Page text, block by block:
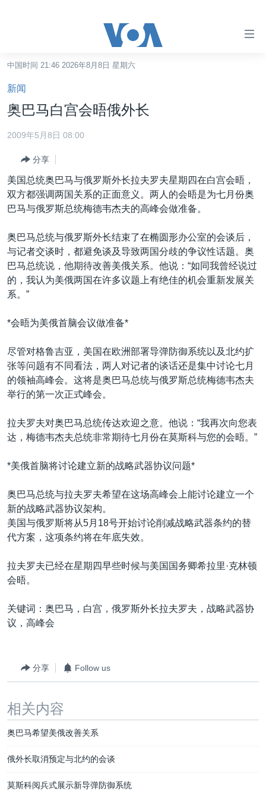
碍
链
接
跳
转
容
跳
转
导
跳
到
索
中国
港澳
国际
最新国际新闻
中东
欧洲
非洲
分类新闻
人权·法律·宗教
科教·文娱·体健
军事
热点专题
白宫要闻
国会报道
埃博拉疫情
美国之音专访
重要讲话与声明
台海两岸关系
南中国海争端
关注西藏
GEN Z 看美国
VOA视频
VOA今日焦点
关注我们
其他语言网站
中国时间 21:46 2026年8月8日 星期六
新闻
奥巴马白宫会晤俄外长
2009年5月8日 08:00
分享
美国总统奥巴马与俄罗斯外长拉夫罗夫星期四在白宫会晤，
双方都强调两国关系的正面意义。两人的会晤是为七月份奥
巴马与俄罗斯总统梅德韦杰夫的高峰会做准备。
奥巴马总统与俄罗斯外长结束了在椭圆形办公室的会谈后，
与记者交谈时，都避免谈及导致两国分歧的争议性话题。奥
巴马总统说，他期待改善美俄关系。他说：“如同我曾经说过
的，我认为美俄两国在许多议题上有绝佳的机会重新发展关
系。”
*会晤为美俄首脑会议做准备*
尽管对格鲁吉亚，美国在欧洲部署导弹防御系统以及北约扩
张等问题有不同看法，两人对记者的谈话还是集中讨论七月
的领袖高峰会。这将是奥巴马总统与俄罗斯总统梅德韦杰夫
举行的第一次正式峰会。
拉夫罗夫对奥巴马总统传达欢迎之意。他说：“我再次向您表
达，梅德韦杰夫总统非常期待七月份在莫斯科与您的会晤。”
*美俄首脑将讨论建立新的战略武器协议问题*
奥巴马总统与拉夫罗夫希望在这场高峰会上能讨论建立一个
新的战略武器协议架构。
美国与俄罗斯将从5月18号开始讨论削减战略武器条约的替
代方案，这项条约将在年底失效。
拉夫罗夫已经在星期四早些时候与美国国务卿希拉里·克林顿
会晤。
关键词：奥巴马，白宫，俄罗斯外长拉夫罗夫，战略武器协
议，高峰会
分享 Follow us
相关内容
奥巴马希望美俄改善关系
俄外长取消预定与北约的会谈
莫斯科阅兵式展示新导弹防御系统